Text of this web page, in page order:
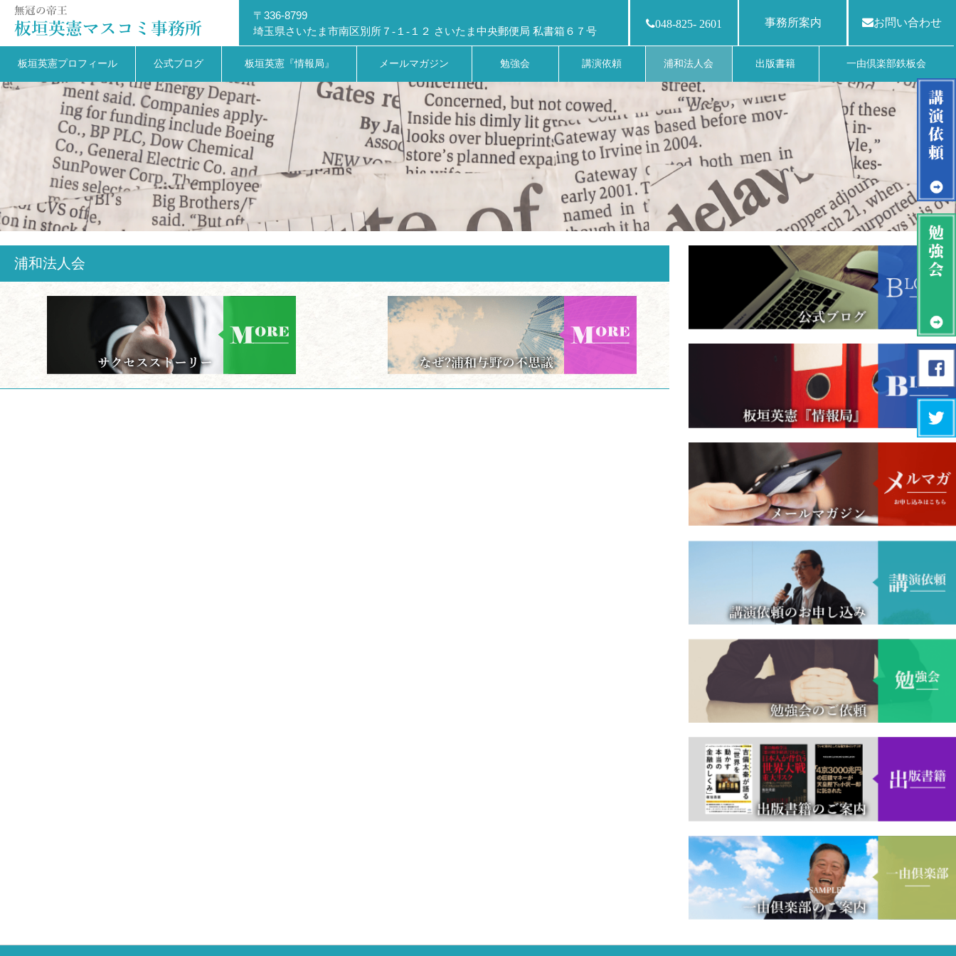
〒336-8799
埼玉県さいたま市南区別所７-１-１２ さいたま中央郵便局 私書箱６７号
048-825- 2601 事務所案内 お問い合わせ
板垣英憲プロフィール 公式ブログ 板垣英憲『情報局』 メールマガジン 勉強会 講演依頼 浦和法人会 出版書籍 一由倶楽部鉄板会
浦和法人会